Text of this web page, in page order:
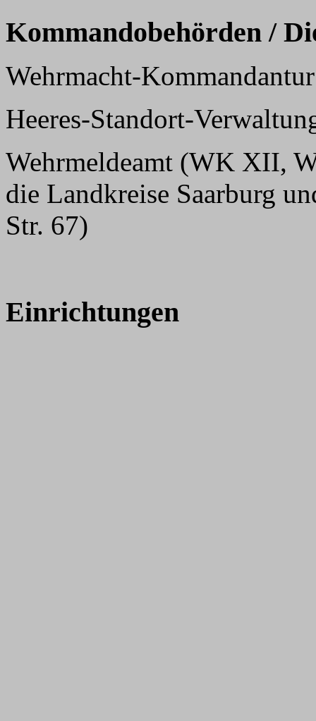
Kommandobehörden /
Wehrmacht-
Heeres-Standort-
Wehrmeldeamt (WK XII,
die Landkreise Saarburg
Str. 67)
Einrichtungen